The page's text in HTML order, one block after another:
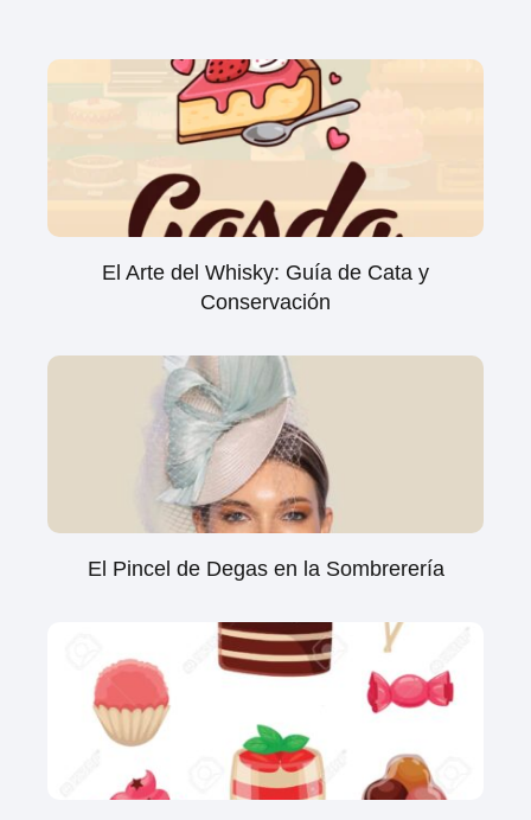
El Arte del Whisky: Guía de Cata y
Conservación
El Pincel de Degas en la Sombrerería